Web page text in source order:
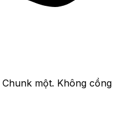
Chunk một. Không cồng